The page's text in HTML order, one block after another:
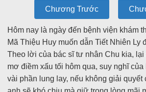
Chương Trước
Hôm nay là ngày đến bệnh viện khám
Mã Thiệu Huy muốn dẫn Tiết Nhiên Ly
Theo lời của bác sĩ tư nhân Chu kia, lại
mơ điềm xấu tối hôm qua, suy nghĩ
vài phần lung lay, nếu không giải quyết